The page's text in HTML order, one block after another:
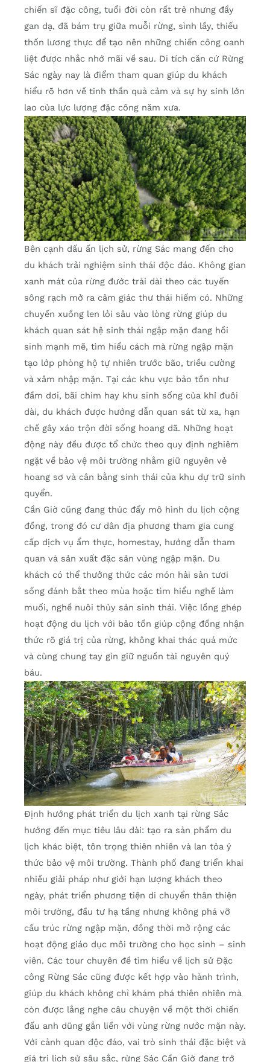
chiến sĩ đặc công, tuổi đời còn rất trẻ nhưng đầy
gan dạ, đã bám trụ giữa muỗi rừng, sình lầy, thiếu
thốn lương thực để tạo nên những chiến công oanh
liệt được nhắc nhớ mãi về sau. Di tích căn cứ Rừng
Sác ngày nay là điểm tham quan giúp du khách
hiểu rõ hơn về tinh thần quả cảm và sự hy sinh lớn
lao của lực lượng đặc công năm xưa.
Bên cạnh dấu ấn lịch sử, rừng Sác mang đến cho
du khách trải nghiệm sinh thái độc đáo. Không gian
xanh mát của rừng đước trải dài theo các tuyến
sông rạch mở ra cảm giác thư thái hiếm có. Những
chuyến xuồng len lỏi sâu vào lòng rừng giúp du
khách quan sát hệ sinh thái ngập mặn đang hồi
sinh mạnh mẽ, tìm hiểu cách mà rừng ngập mặn
tạo lớp phòng hộ tự nhiên trước bão, triều cường
và xâm nhập mặn. Tại các khu vực bảo tồn như
đầm dơi, bãi chim hay khu sinh sống của khỉ đuôi
dài, du khách được hướng dẫn quan sát từ xa, hạn
chế gây xáo trộn đời sống hoang dã. Những hoạt
động này đều được tổ chức theo quy định nghiêm
ngặt về bảo vệ môi trường nhằm giữ nguyên vẻ
hoang sơ và cân bằng sinh thái của khu dự trữ sinh
quyển.
Cần Giờ cũng đang thúc đẩy mô hình du lịch cộng
đồng, trong đó cư dân địa phương tham gia cung
cấp dịch vụ ẩm thực, homestay, hướng dẫn tham
quan và sản xuất đặc sản vùng ngập mặn. Du
khách có thể thưởng thức các món hải sản tươi
sống đánh bắt theo mùa hoặc tìm hiểu nghề làm
muối, nghề nuôi thủy sản sinh thái. Việc lồng ghép
hoạt động du lịch với bảo tồn giúp cộng đồng nhận
thức rõ giá trị của rừng, không khai thác quá mức
và cùng chung tay gìn giữ nguồn tài nguyên quý
báu.
Định hướng phát triển du lịch xanh tại rừng Sác
hướng đến mục tiêu lâu dài: tạo ra sản phẩm du
lịch khác biệt, tôn trọng thiên nhiên và lan tỏa ý
thức bảo vệ môi trường. Thành phố đang triển khai
nhiều giải pháp như giới hạn lượng khách theo
ngày, phát triển phương tiện di chuyển thân thiện
môi trường, đầu tư hạ tầng nhưng không phá vỡ
cấu trúc rừng ngập mặn, đồng thời mở rộng các
hoạt động giáo dục môi trường cho học sinh – sinh
viên. Các tour chuyên đề tìm hiểu về lịch sử Đặc
công Rừng Sác cũng được kết hợp vào hành trình,
giúp du khách không chỉ khám phá thiên nhiên mà
còn được lắng nghe câu chuyện về một thời chiến
đấu anh dũng gắn liền với vùng rừng nước mặn này.
Với cảnh quan độc đáo, vai trò sinh thái đặc biệt và
giá trị lịch sử sâu sắc, rừng Sác Cần Giờ đang trở